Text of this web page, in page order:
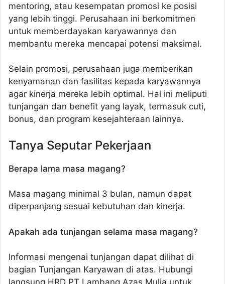
mentoring, atau kesempatan promosi ke posisi
yang lebih tinggi. Perusahaan ini berkomitmen
untuk memberdayakan karyawannya dan
membantu mereka mencapai potensi maksimal.
Selain promosi, perusahaan juga memberikan
kenyamanan dan fasilitas kepada karyawannya
agar kinerja mereka lebih optimal. Hal ini meliputi
tunjangan dan benefit yang layak, termasuk cuti,
bonus, dan program kesejahteraan lainnya.
Tanya Seputar Pekerjaan
Berapa lama masa magang?
Masa magang minimal 3 bulan, namun dapat
diperpanjang sesuai kebutuhan dan kinerja.
Apakah ada tunjangan selama masa magang?
Informasi mengenai tunjangan dapat dilihat di
bagian Tunjangan Karyawan di atas. Hubungi